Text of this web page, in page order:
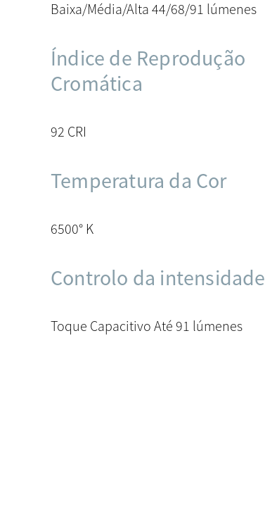
Baixa/Média/Alta 44/68/91 lúmenes
Índice de Reprodução
Cromática
92 CRI
Temperatura da Cor
6500° K
Controlo da intensidade
Toque Capacitivo Até 91 lúmenes